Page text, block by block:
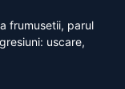
frumusetii, parul
uscare,